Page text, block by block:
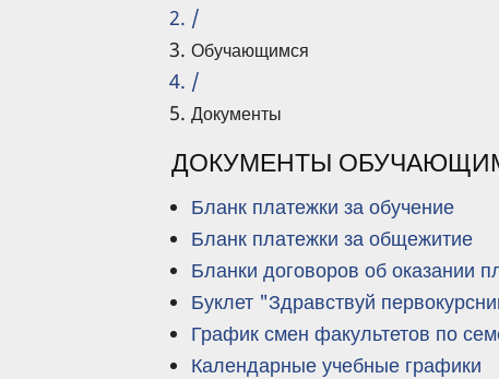
/
Обучающимся
/
Документы
ДОКУМЕНТЫ
Бланк платежки за обучение
Бланк платежки за общежитие
Бланки договоров об оказании
Буклет "Здравствуй
График смен факультетов по
Календарные учебные графики